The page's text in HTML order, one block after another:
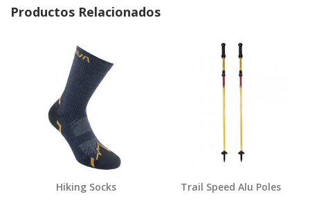
Productos Relacionados
Hiking Socks Trail Speed Alu Poles